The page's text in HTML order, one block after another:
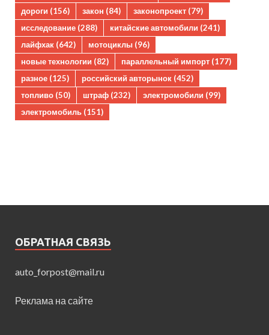
дороги (156) закон (84) законопроект (79)
исследование (288) китайские автомобили (241)
лайфхак (642) мотоциклы (96)
новые технологии (82) параллельный импорт (177)
разное (125) российский авторынок (452)
топливо (50) штраф (232) электромобили (99)
электромобиль (151)
ОБРАТНАЯ СВЯЗЬ
auto_forpost@mail.ru
Реклама на сайте